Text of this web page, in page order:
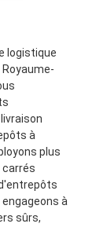
logistique
à
plus
carrés
engageons à
sûrs,